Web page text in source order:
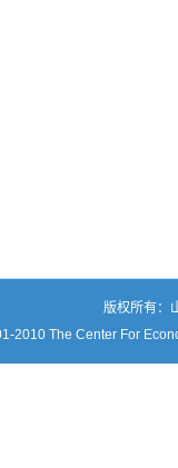
版权所有：
2010 The Center For